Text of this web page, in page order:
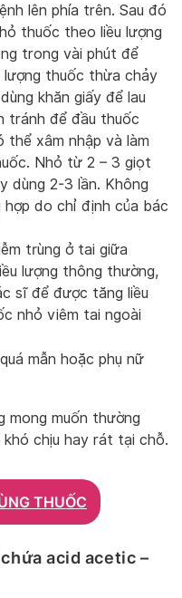
lên phía trên. Sau đó
thuốc theo liều lượng
trong vài phút để
thuốc thừa chảy
khăn giấy để lau
tránh để đầu thuốc
thể xâm nhập và làm
Nhỏ từ 2 – 3 giọt
dùng 2-3 lần. Không
do chỉ định của bác
trùng ở tai giữa
lượng thông thường,
sĩ để được tăng liều
nhỏ viêm tai ngoài
mẫn hoặc phụ nữ
mong muốn thường
chịu hay rát tại chỗ.
THUỐC
acid acetic –